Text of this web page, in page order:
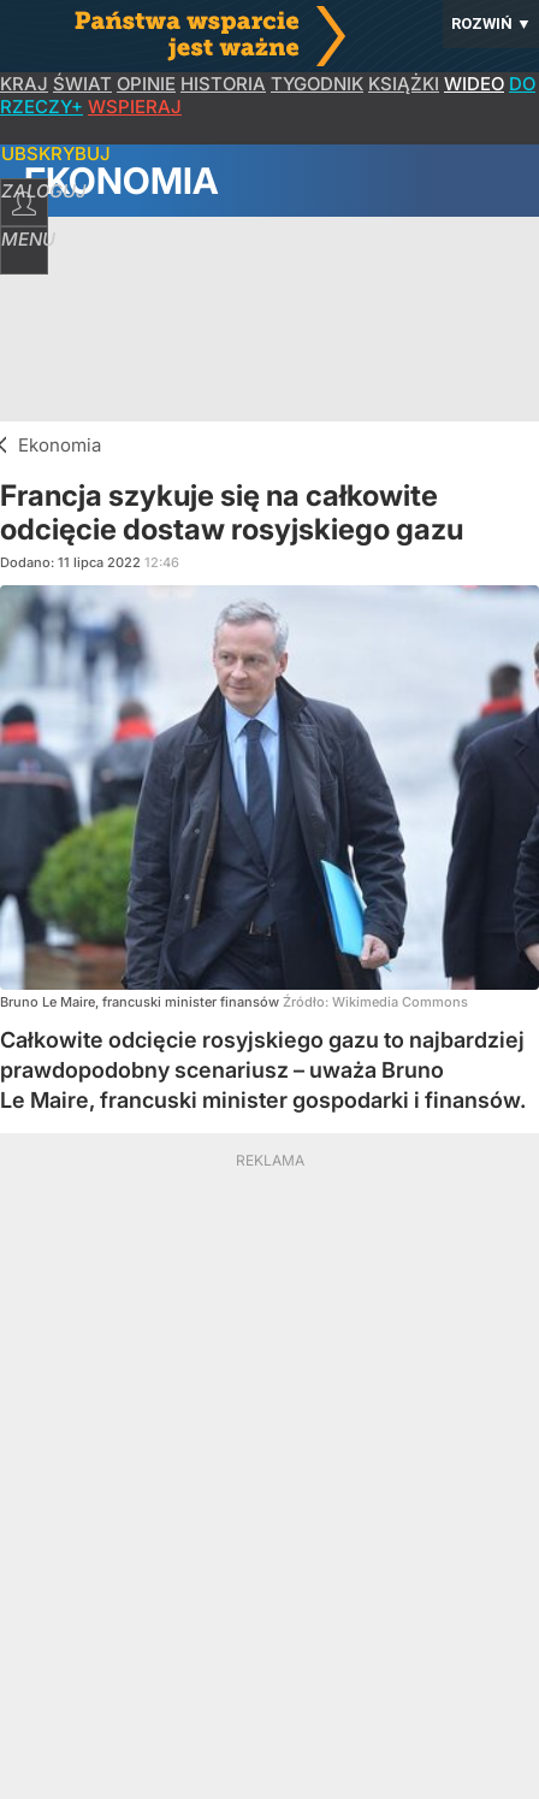
ROZWIŃ ▼
KRAJ ŚWIAT OPINIE HISTORIA TYGODNIK KSIĄŻKI WIDEO DO
RZECZY+ WSPIERAJ
ZALOGUJ
MENU
EKONOMIA
Ekonomia
Francja szykuje się na całkowite
odcięcie dostaw rosyjskiego gazu
Dodano: 11 lipca 2022 12:46
Bruno Le Maire, francuski minister finansów Źródło: Wikimedia Commons
Całkowite odcięcie rosyjskiego gazu to najbardziej
prawdopodobny scenariusz – uważa Bruno
Le Maire, francuski minister gospodarki i finansów.